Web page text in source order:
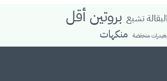
تشبع بروتين أقل
منخفضة منكهات